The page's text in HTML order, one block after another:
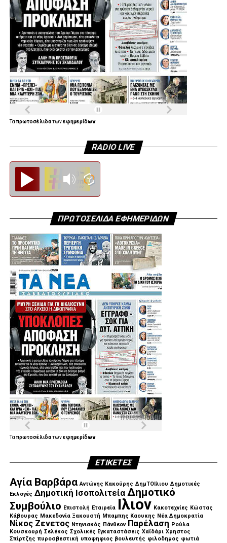
Ταπρωτοσέλιδατωνεφημερίδων
RADIO LIVE
ΠΡΩΤΟΣΕΛΙΔΑ ΕΦΗΜΕΡΙΔΩΝ
Ταπρωτοσέλιδατωνεφημερίδων
ΕΤΙΚΈΤΕΣ
Αγία Βαρβάρα Αντώνης Κακούρης ΔημΤΟΙλιου Δημοτικές
Εκλογές Δημοτική Ισοπολιτεία Δημοτικό
Συμβούλιο Επιστολή Εταιρεία Ιλιον Κακοτεχνίες Κώστας
Κάβουρας Μακεδονία Ξακουστή Μπαμπης Καουκης Νέα Δημοκρατία
Νίκος Ζενετος Ντηνιακός Πάνθεον Παρέλαση Ρούλα
Κουσκουρή Σελέκος Σχολικές Εγκαταστάσεις Χαϊδάρι Χρηστος
Σπίρτζης πυροσβεστική υποψηφιος βουλευτής φιλοδημος φωτιά